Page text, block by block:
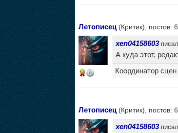
Летописец(Критик), постов:
16
xen04158603
А куда этот,
Координатор
Летописец(Критик), постов:
xen04158603